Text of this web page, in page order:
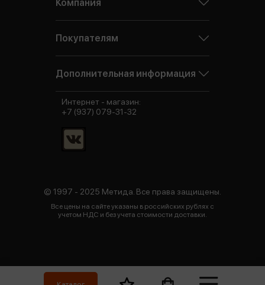
Компания
Покупателям
Дополнительная информация
© 1997 - 2025 Метида. Все права защищены.
Все цены на сайте указаны в российских рублях с
учетом НДС и без учета стоимости доставки.
Интернет - магазин:
+7 (937) 079-31-32